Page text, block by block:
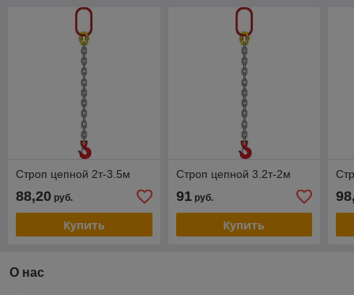
Строп цепной 2т-3.5м
88,20 руб.
Купить
Строп цепной 3.2т-2м
91руб.
Купить
О нас